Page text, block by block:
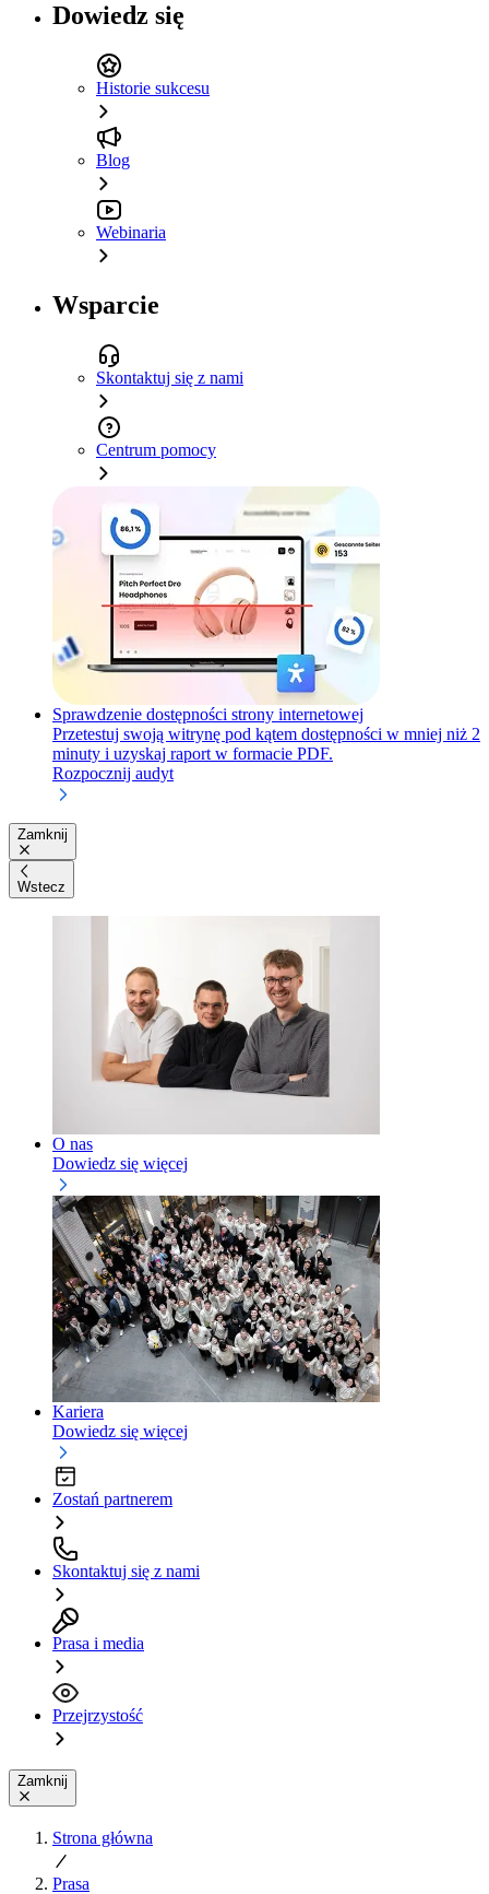
Dowiedz się
Historie sukcesu
Blog
Webinaria
Wsparcie
Skontaktuj się z nami
Centrum pomocy
Sprawdzenie dostępności strony internetowej
Przetestuj swoją witrynę pod kątem dostępności w mniej niż 2
minuty i uzyskaj raport w formacie PDF.
Rozpocznij audyt
Zamknij
Wstecz
O nas
Dowiedz się więcej
Kariera
Dowiedz się więcej
Zostań partnerem
Skontaktuj się z nami
Prasa i media
Przejrzystość
Zamknij
Strona główna
Prasa